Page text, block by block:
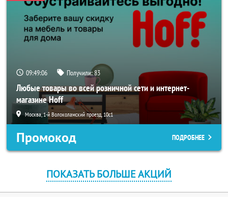
09:49:06 Получили:83
Любые товары во всей розничной сети и интернет-
магазине Hoff
Москва, 1-й Волоколамский проезд, 10с1
Промокод ПОДРОБНЕЕ
ПОКАЗАТЬ БОЛЬШЕ АКЦИЙ